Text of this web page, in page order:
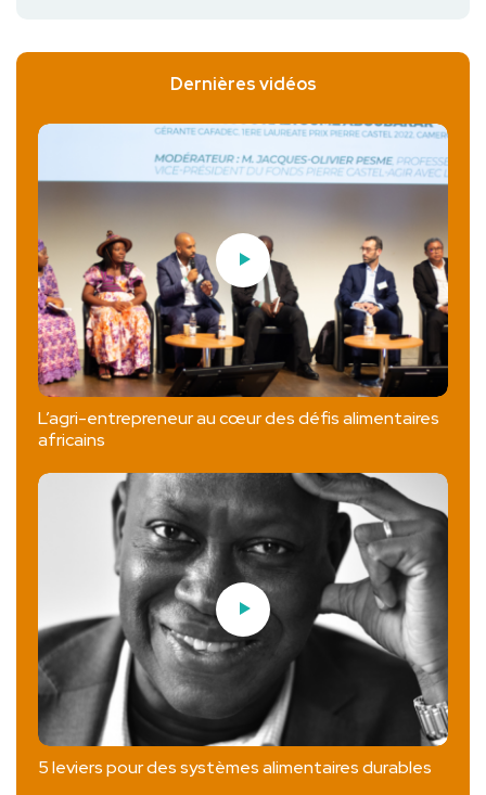
Dernières vidéos
L’agri-entrepreneur au cœur des défis alimentaires
africains
5 leviers pour des systèmes alimentaires durables